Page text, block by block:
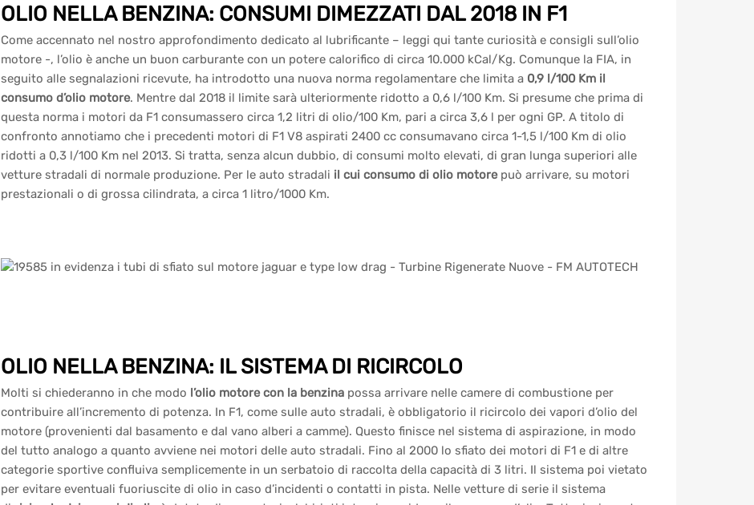
OLIO NELLA BENZINA: CONSUMI DIMEZZATI DAL 2018 IN F1
Come accennato nel nostro approfondimento dedicato al lubrificante – leggi qui tante curiosità e consigli sull’olio
motore -, l’olio è anche un buon carburante con un potere calorifico di circa 10.000 kCal/Kg. Comunque la FIA, in
seguito alle segnalazioni ricevute, ha introdotto una nuova norma regolamentare che limita a 0,9 l/100 Km il
consumo d’olio motore. Mentre dal 2018 il limite sarà ulteriormente ridotto a 0,6 l/100 Km. Si presume che prima di
questa norma i motori da F1 consumassero circa 1,2 litri di olio/100 Km, pari a circa 3,6 l per ogni GP. A titolo di
confronto annotiamo che i precedenti motori di F1 V8 aspirati 2400 cc consumavano circa 1-1,5 l/100 Km di olio
ridotti a 0,3 l/100 Km nel 2013. Si tratta, senza alcun dubbio, di consumi molto elevati, di gran lunga superiori alle
vetture stradali di normale produzione. Per le auto stradali il cui consumo di olio motorepuò arrivare, su motori
prestazionali o di grossa cilindrata, a circa 1 litro/1000 Km.
OLIO NELLA BENZINA: IL SISTEMA DI RICIRCOLO
Molti si chiederanno in che modo l’olio motore con la benzinapossa arrivare nelle camere di combustione per
contribuire all’incremento di potenza. In F1, come sulle auto stradali, è obbligatorio il ricircolo dei vapori d’olio del
motore (provenienti dal basamento e dal vano alberi a camme). Questo finisce nel sistema di aspirazione, in modo
del tutto analogo a quanto avviene nei motori delle auto stradali. Fino al 2000 lo sfiato dei motori di F1 e di altre
categorie sportive confluiva semplicemente in un serbatoio di raccolta della capacità di 3 litri. Il sistema poi vietato
per evitare eventuali fuoriuscite di olio in caso d’incidenti o contatti in pista. Nelle vetture di serie il sistema